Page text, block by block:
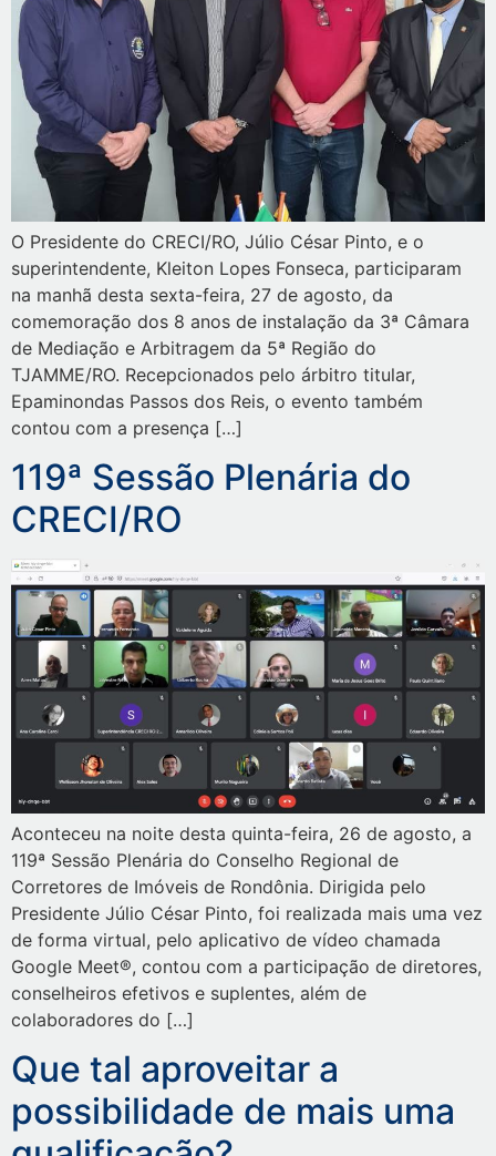
O Presidente do CRECI/RO, Júlio César Pinto, e o
superintendente, Kleiton Lopes Fonseca, participaram
na manhã desta sexta-feira, 27 de agosto, da
comemoração dos 8 anos de instalação da 3ª Câmara
de Mediação e Arbitragem da 5ª Região do
TJAMME/RO. Recepcionados pelo árbitro titular,
Epaminondas Passos dos Reis, o evento também
contou com a presença […]
119ª Sessão Plenária do
CRECI/RO
Aconteceu na noite desta quinta-feira, 26 de agosto, a
119ª Sessão Plenária do Conselho Regional de
Corretores de Imóveis de Rondônia. Dirigida pelo
Presidente Júlio César Pinto, foi realizada mais uma vez
de forma virtual, pelo aplicativo de vídeo chamada
Google Meet®, contou com a participação de diretores,
conselheiros efetivos e suplentes, além de
colaboradores do […]
Que tal aproveitar a
possibilidade de mais uma